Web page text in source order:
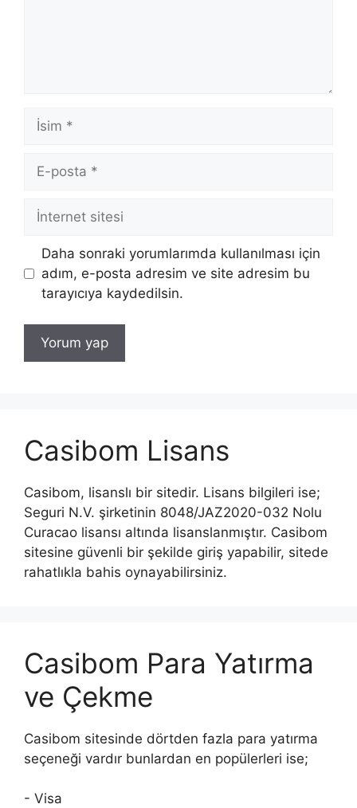
İsim
posta
İnternet
Daha sonraki yorumlarımda kullanılması için
adım, e-posta adresim ve site adresim bu
tarayıcıya kaydedilsin.
Casibom Lisans
Casibom, lisanslı bir sitedir. Lisans bilgileri ise;
Seguri N.V. şirketinin 8048/JAZ2020-032 Nolu
Curacao lisansı altında lisanslanmıştır. Casibom
sitesine güvenli bir şekilde giriş yapabilir, sitede
rahatlıkla bahis oynayabilirsiniz.
Casibom Para Yatırma
ve Çekme
Casibom sitesinde dörtden fazla para yatırma
seçeneği vardır bunlardan en popülerleri ise;
- Visa